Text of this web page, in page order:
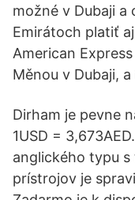
možné v Dubaji a
Emirátoch platiť
American
Měnou v Dubaji,
Dirham je pevne
1USD =
anglického typu
prístrojov je